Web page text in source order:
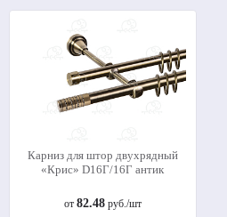
Карниз для штор двухрядный
«Крис» D16Г/16Г антик
от 82.48руб./шт